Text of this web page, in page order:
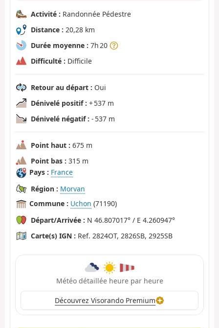
Activité : Randonnée Pédestre
Distance : 20,28 km
Durée moyenne : 7h 20
Difficulté : Difficile
Retour au départ : Oui
Dénivelé positif : + 537 m
Dénivelé négatif : - 537 m
Point haut : 675 m
Point bas : 315 m
Pays : France
Région : Morvan
Commune : Uchon (71190)
Départ/Arrivée : N 46.807017° / E 4.260947°
Carte(s) IGN : Ref. 2824OT, 2826SB, 2925SB
Météo détaillée heure par heure
Découvrez Visorando Premium